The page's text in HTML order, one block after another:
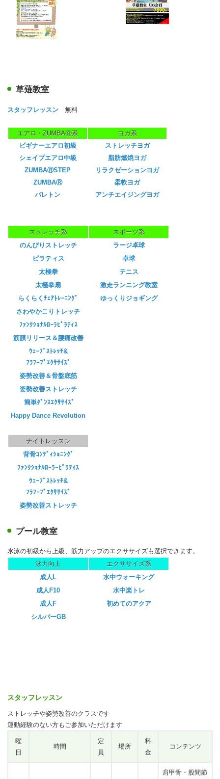
草薙教室
スタッフレッスン 無料
エアロ・ZUMBAⓇ系
ヨガ系
ビギナーエアロ初級
ストレッチヨガ
シェイプエアロ中級
脂肪燃焼ヨガ
ZUMBAⓇSTEP
リラクゼーションヨガ
ZUMBAⓇ
柔軟ヨガ
バレトン
アンチエイジングヨガ
ストレッチ系
スポーツ系
のんびりストレッチ
ラージ卓球
ピラティス
卓球
太極拳
テニス
太極拳扇
激走ランニング教室
らくらくﾁｪｱﾄﾚｰﾆﾝｸﾞ
ゆっくりジョギング
さわやかこりトレッチ
ﾌｧﾝｸｼｮﾅﾙﾛｰﾗﾋﾟﾗﾃｨｽ
筋膜リリース＆腰痛改善
ｳｪｰﾌﾞｽﾄﾚｯﾁ&
ﾌﾗﾌｰﾌﾟｴｸｻｻｲｽﾞ
姿勢改善＆骨盤底筋
姿勢改善ストレッチ
簡単ﾀﾞﾝｽｴｸｻｻｲｽﾞ
Happy Dance Revolution
ナイトレッスン
背骨ｺﾝﾃﾞｨｼｮﾆﾝｸﾞ
ﾌｧﾝｸｼｮﾅﾙﾛｰﾗｰﾋﾟﾗﾃｨｽ
ｳｪｰﾌﾞｽﾄﾚｯﾁ&
ﾌﾗﾌｰﾌﾟｴｸｻｻｲｽﾞ
姿勢改善ストレッチ
プール教室
水泳の初級から上級、筋力アップのエクササイズも選択できます。
泳力向上
エクササイズ系
成人L
水中ウォーキング
成人F10
水中楽トレ
成人F
初めてのアクア
シルバーGB
スタッフレッスン
ストレッチや姿勢改善のクラスです
運動経験のない方もご参加いただけます
曜
日
時間
定
員
場所
料
金
コンテンツ
肩甲骨・股間節